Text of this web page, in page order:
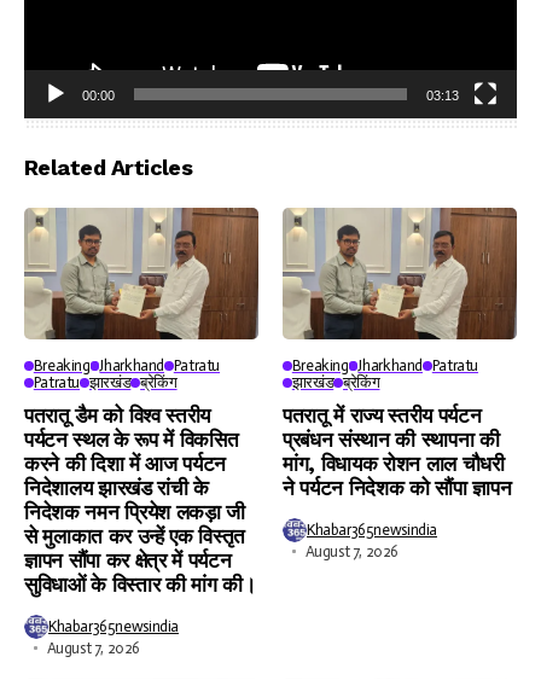
Player
00:00 03:13
Related Articles
Breaking Jharkhand
Patratu
Patratu झारखंड ब्रेकिंग
पतरातू डैम को विश्व स्तरीय
पर्यटन स्थल के रूप में विकसित
करने की दिशा में आज पर्यटन
निदेशालय झारखंड रांची के
निदेशक नमन प्रियेश लकड़ा जी
से मुलाकात कर उन्हें एक विस्तृत
ज्ञापन सौंपा कर क्षेत्र में पर्यटन
सुविधाओं के विस्तार की मांग की।
Khabar365newsindia
August 7, 2026
Breaking Jharkhand
Patratu
झारखंड ब्रेकिंग
पतरातू में राज्य स्तरीय पर्यटन
प्रबंधन संस्थान की स्थापना की
मांग, विधायक रोशन लाल चौधरी
ने पर्यटन निदेशक को सौंपा ज्ञापन
Khabar365newsindia
August 7, 2026